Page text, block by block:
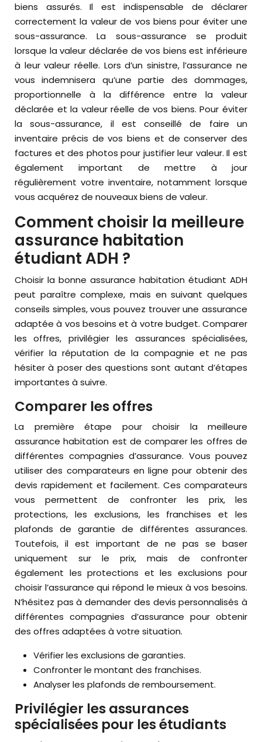
biens assurés. Il est indispensable de déclarer
correctement la valeur de vos biens pour éviter une
sous-assurance. La sous-assurance se produit
lorsque la valeur déclarée de vos biens est inférieure
à leur valeur réelle. Lors d’un sinistre, l’assurance ne
vous indemnisera qu’une partie des dommages,
proportionnelle à la différence entre la valeur
déclarée et la valeur réelle de vos biens. Pour éviter
la sous-assurance, il est conseillé de faire un
inventaire précis de vos biens et de conserver des
factures et des photos pour justifier leur valeur. Il est
également important de mettre à jour
régulièrement votre inventaire, notamment lorsque
vous acquérez de nouveaux biens de valeur.
Comment choisir la meilleure
assurance habitation
étudiant ADH ?
Choisir la bonne assurance habitation étudiant ADH
peut paraître complexe, mais en suivant quelques
conseils simples, vous pouvez trouver une assurance
adaptée à vos besoins et à votre budget. Comparer
les offres, privilégier les assurances spécialisées,
vérifier la réputation de la compagnie et ne pas
hésiter à poser des questions sont autant d’étapes
importantes à suivre.
Comparer les offres
La première étape pour choisir la meilleure
assurance habitation est de comparer les offres de
différentes compagnies d’assurance. Vous pouvez
utiliser des comparateurs en ligne pour obtenir des
devis rapidement et facilement. Ces comparateurs
vous permettent de confronter les prix, les
protections, les exclusions, les franchises et les
plafonds de garantie de différentes assurances.
Toutefois, il est important de ne pas se baser
uniquement sur le prix, mais de confronter
également les protections et les exclusions pour
choisir l’assurance qui répond le mieux à vos besoins.
N’hésitez pas à demander des devis personnalisés à
différentes compagnies d’assurance pour obtenir
des offres adaptées à votre situation.
Vérifier les exclusions de garanties.
Confronter le montant des franchises.
Analyser les plafonds de remboursement.
Privilégier les assurances
spécialisées pour les étudiants